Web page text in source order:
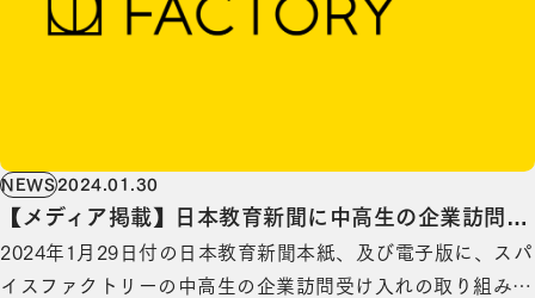
NEWS2024.01.30
【メディア掲載】日本教育新聞に中高生の企業訪問受
け入れの取り組みが掲載されました
2024年1月29日付の日本教育新聞本紙、及び電子版に、スパ
イスファクトリーの中高生の企業訪問受け入れの取り組みが